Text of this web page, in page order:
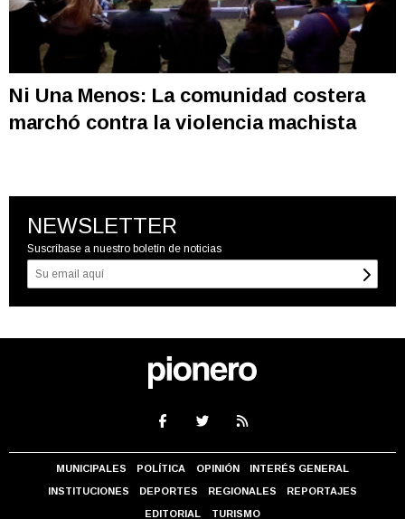
Ni Una Menos: La comunidad costera
marchó contra la violencia machista
NEWSLETTER
Suscríbase a nuestro boletín de noticias
MUNICIPALES POLÍTICA OPINIÓN INTERÉS GENERAL
INSTITUCIONES DEPORTES REGIONALES REPORTAJES
EDITORIAL TURISMO